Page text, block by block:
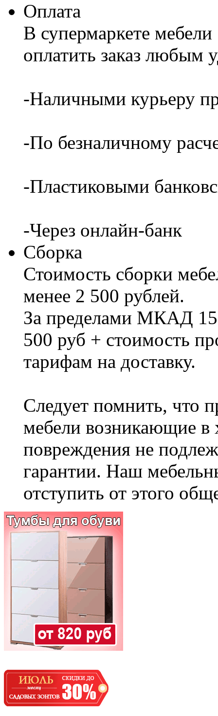
Оплата
В супермаркете
оплатить заказ любым
-Наличными курьеру
-По безналичному
-Пластиковыми
-Через онлайн-банк
Сборка
Стоимость сборки
менее 2 500 рублей.
За пределами МКАД
500 руб + стоимость
тарифам на доставку.
Следует помнить, что
мебели возникающие в
повреждения не
гарантии. Наш
отступить от этого